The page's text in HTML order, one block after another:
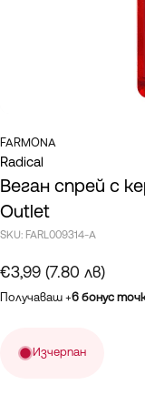
FARMONA
Radical
Веган спрей с
Outlet
SKU: FARL009314-A
€3,99 (7.80 лв)
Получаваш +6 бонус
Изчерпан